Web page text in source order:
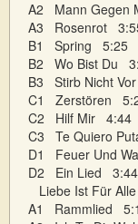
A2 Mann Gegen
A3 Rosenrot
B1 Spring 5:25
B2 Wo Bist Du
B3 Stirb Nicht
C1 Zerstören
C2 Hilf Mir 4:44
C3 Te Quiero
D1 Feuer Und
D2 Ein Lied 3:44
Liebe Ist Für
A1 Rammlied